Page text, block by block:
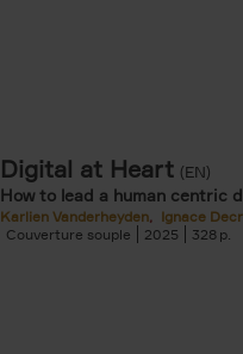
Digital at Heart (EN)
How to lead a human centric
Karlien Vanderheyden Ignace
Couverture souple
2025 328